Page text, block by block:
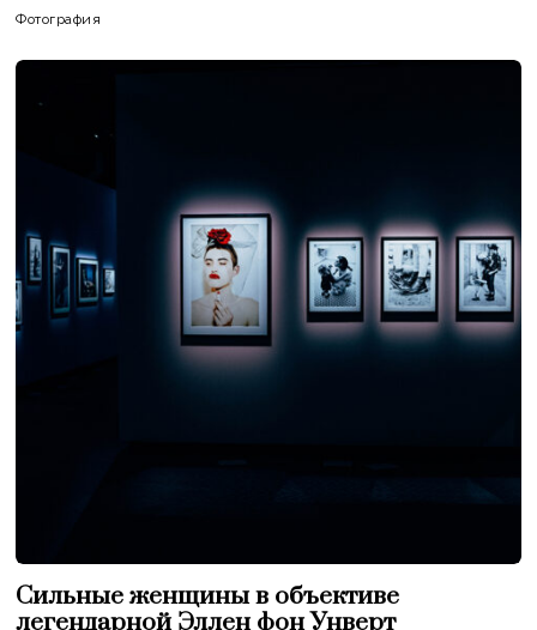
Фотография
Сильные женщины в объективе
легендарной Эллен фон Унверт